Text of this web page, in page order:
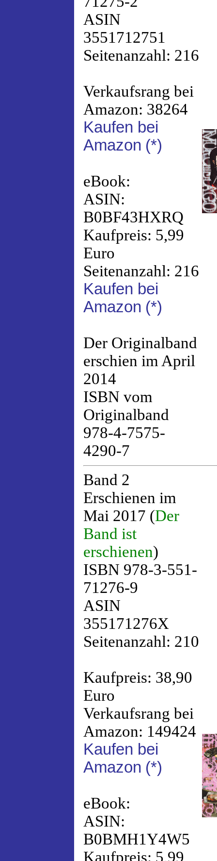
ASIN
3551712751
Seitenanzahl: 216
Verkaufsrang bei
Amazon: 38264
Kaufen bei
Amazon (*)
eBook:
ASIN:
B0BF43HXRQ
Kaufpreis: 5,99
Euro
Seitenanzahl: 216
Kaufen bei
Amazon (*)
Der Originalband
erschien im April
2014
ISBN vom
Originalband
978-4-7575-
4290-7
Band 2
Erschienen im
Mai 2017 (Der
Band ist
erschienen)
ISBN 978-3-551-
71276-9
ASIN
355171276X
Seitenanzahl: 210
Kaufpreis: 38,90
Euro
Verkaufsrang bei
Amazon: 149424
Kaufen bei
Amazon (*)
eBook:
ASIN:
B0BMH1Y4W5
Kaufpreis: 5,99